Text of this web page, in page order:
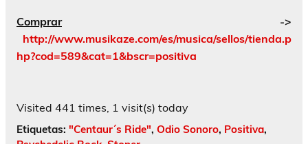
Comprar->
http://www.musikaze.com/es/musica/sellos/tienda.p
hp?cod=589&cat=1&bscr=positiva
Visited 441 times, 1 visit(s) today
Etiquetas: "Centaur´s Ride", Odio Sonoro, Positiva,